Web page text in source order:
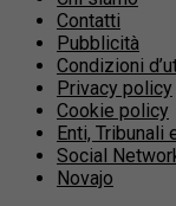
Contatti
Pubblicità
Condizioni
Privacy policy
Cookie policy
Enti, Tribunali
Social
Novajo